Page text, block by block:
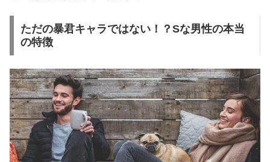
ただの暴君キャラではない！？Sな男性の本当
の特徴